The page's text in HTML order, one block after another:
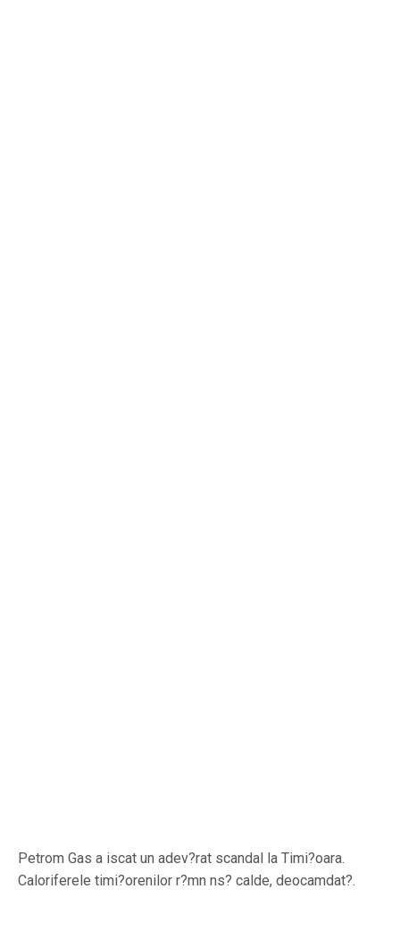
Petrom Gas a iscat un adev?rat scandal la Timi?oara.
Caloriferele timi?orenilor r?mn ns? calde, deocamdat?.